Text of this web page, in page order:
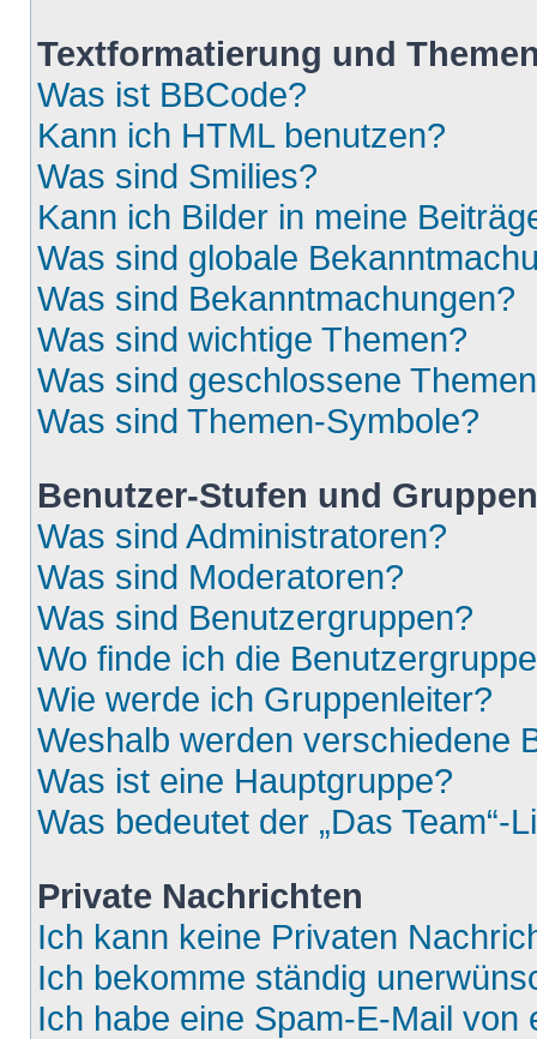
Textformatierung und
Was ist BBCode?
Kann ich HTML benutzen?
Was sind Smilies?
Kann ich Bilder in meine
Was sind globale
Was sind Bekanntmachungen?
Was sind wichtige Themen?
Was sind geschlossene
Was sind Themen-Symbole?
Benutzer-Stufen und Gruppen
Was sind Administratoren?
Was sind Moderatoren?
Was sind Benutzergruppen?
Wo finde ich die
Wie werde ich Gruppenleiter?
Weshalb werden verschiedene
Was ist eine Hauptgruppe?
Was bedeutet der „Das Team“-
Private Nachrichten
Ich kann keine Privaten
Ich bekomme ständig
Ich habe eine Spam-E-Mail